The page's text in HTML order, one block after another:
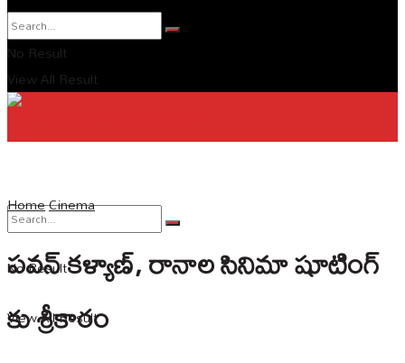
No Result
View All Result
No Result
View All Result
HomeCinema
పవన్ కళ్యాణ్, రానాల సినిమా షూటింగ్
కు శ్రీకారం